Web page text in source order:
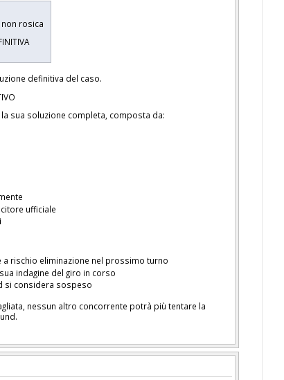
non rosica
definitiva del caso.
sua soluzione completa, composta da:
ufficiale
rischio eliminazione nel prossimo turno
indagine del giro in corso
si considera sospeso
nessun altro concorrente potrà più tentare la